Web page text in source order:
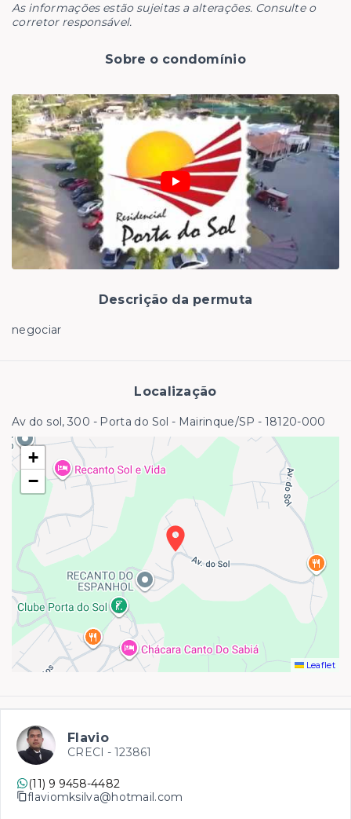
As informações estão sujeitas a alterações. Consulte o
corretor responsável.
Sobre o condomínio
Descrição da permuta
negociar
Localização
Av do sol, 300 - Porta do Sol - Mairinque/SP - 18120-000
+
−
Leaflet
Flavio
CRECI - 123861
(11) 9 9458-4482
flaviomksilva@hotmail.com